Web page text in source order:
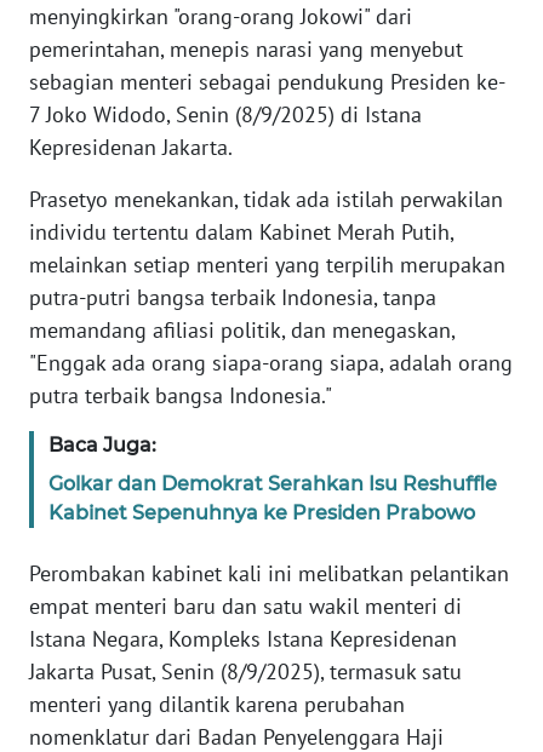
menyingkirkan "orang-orang Jokowi" dari
pemerintahan, menepis narasi yang menyebut
sebagian menteri sebagai pendukung Presiden ke-
7 Joko Widodo, Senin (8/9/2025) di Istana
Kepresidenan Jakarta.
Prasetyo menekankan, tidak ada istilah perwakilan
individu tertentu dalam Kabinet Merah Putih,
melainkan setiap menteri yang terpilih merupakan
putra-putri bangsa terbaik Indonesia, tanpa
memandang afiliasi politik, dan menegaskan,
"Enggak ada orang siapa-orang siapa, adalah orang
putra terbaik bangsa Indonesia."
Baca Juga:
Golkar dan Demokrat Serahkan Isu Reshuffle
Kabinet Sepenuhnya ke Presiden Prabowo
Perombakan kabinet kali ini melibatkan pelantikan
empat menteri baru dan satu wakil menteri di
Istana Negara, Kompleks Istana Kepresidenan
Jakarta Pusat, Senin (8/9/2025), termasuk satu
menteri yang dilantik karena perubahan
nomenklatur dari Badan Penyelenggara Haji
KAMI
INFO
IKLAN
KAMI
PEDOMAN
MEDIA
REDAKSI
KARIR
DISCLAIMER
Wahana
News
Regional
WN
SUMUT